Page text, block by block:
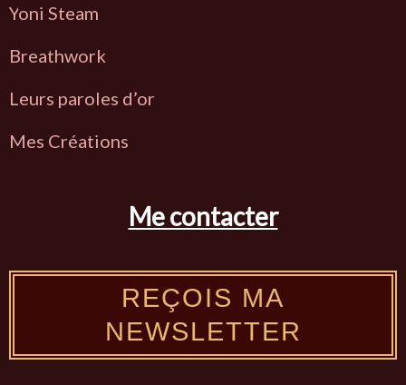
Yoni Steam
Breathwork
L eurs paroles d’or
Mes Créations
Me contacter
REÇOIS MA
NEWSLETTER